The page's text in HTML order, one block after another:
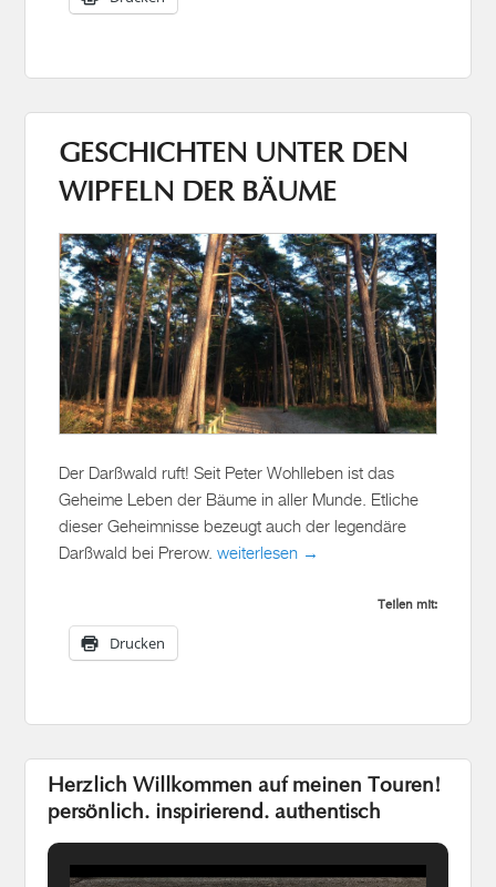
GESCHICHTEN UNTER DEN
WIPFELN DER BÄUME
Der Darßwald ruft! Seit Peter Wohlleben ist das
Geheime Leben der Bäume in aller Munde. Etliche
dieser Geheimnisse bezeugt auch der legendäre
Darßwald bei Prerow.weiterlesen →
Teilen mit:
Drucken
Herzlich Willkommen auf meinen Touren!
persönlich. inspirierend. authentisch